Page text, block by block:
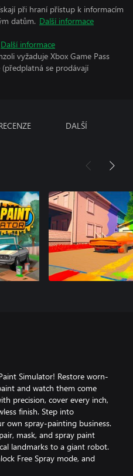
při hraní přístup k informacím
datům. Další informace
Další informace
vyžaduje Xbox Game Pass
se prodávají
DALŠÍ
Simulator! Restore worn-
and watch them come
precision, cover every inch,
finish. Step into
own spray-painting business.
mask, and spray paint
landmarks to a giant robot.
Free Spray mode, and